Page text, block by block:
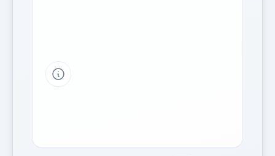
Tipp a grafikon jelmagyarázatához